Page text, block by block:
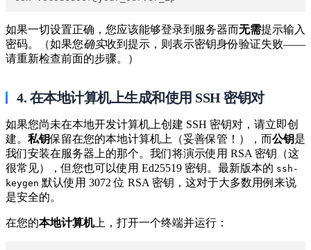
如果一切设置正确，您应该能够登录到服务器而无需提示输入
密码。（如果您确实收到提示，则表示密钥身份验证失败——
请重新检查前面的步骤。）
4. 在本地计算机上生成和使用 SSH 密钥对
如果您尚未在本地开发计算机上创建 SSH 密钥对，请立即创
建。 私钥保留在您的本地计算机上（妥善保管！），而公钥是
我们安装在服务器上的那个。我们将演示使用 RSA 密钥（这
很常见），但您也可以使用 Ed25519 密钥。最新版本的 ssh-
keygen ​ 默认使用 3072 位 RSA 密钥，这对于大多数用例来说
是安全的。
在您的本地计算机上，打开一个终端并运行：